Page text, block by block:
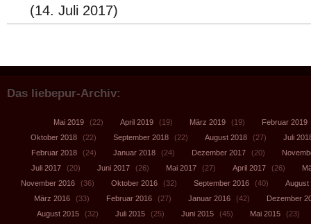
(14. Juli 2017)
Das liebepur-Archiv:
Mai 2019 (22) April 2019 (19) März 2019 (19) Februar 2019
Oktober 2018
(22) September 2018 (22) August 2018 (27)
Juli
Februar 2018
(24) Januar 2018 (24) Dezember 2017 (20)
Juli 2017
(20) Juni 2017 (26) Mai 2017 (27) April 2017 (26)
November 2016
(36) Oktober 2016 (32) September 2016 (40)
August
März 2016
(33) Februar 2016 (27) Januar 2016 (42)
Dezember
August 2015
(32) Juli 2015 (25) Juni 2015 (45) Mai 2015
(23)